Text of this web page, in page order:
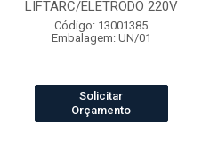
LIFTARC/ELETRODO 220V
Código: 13001385
Embalagem: UN/01
Solicitar
Orçamento